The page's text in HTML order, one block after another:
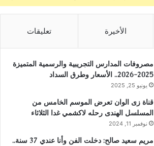
الأخيرة تعليقات
مصروفات المدارس التجريبية والرسمية المتميزة
2025-2026.. الأسعار وطرق السداد
يونيو 25, 2025
قناة زى الوان تعرض الموسم الخامس من
المسلسل الهندى رحله لاكشمي غدا الثلاثاء
نوفمبر 11, 2024
مريم سعيد صالح: دخلت الفن وأنا عندي 37 سنة..